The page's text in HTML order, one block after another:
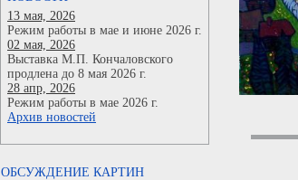
13 мая, 2026
Режим работы в мае и июне 2026 г.
02 мая, 2026
Выставка М.П. Кончаловского
продлена до 8 мая 2026 г.
28 апр, 2026
Режим работы в мае 2026 г.
Архив новостей
ОБСУЖДЕНИЕ КАРТИН